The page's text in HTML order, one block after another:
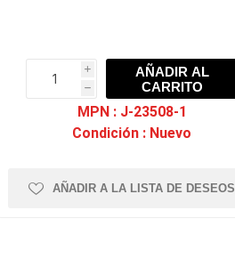
i
h
h
AÑADIR AL
CARRITO
MPN : J-23508-1
Condición : Nuevo
AÑADIR A LA LISTA DE DESEOS